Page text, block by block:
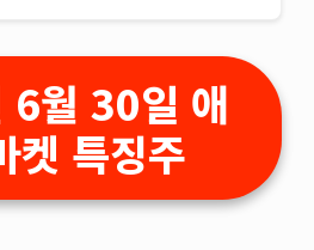
월 30일 애
켓 특징주